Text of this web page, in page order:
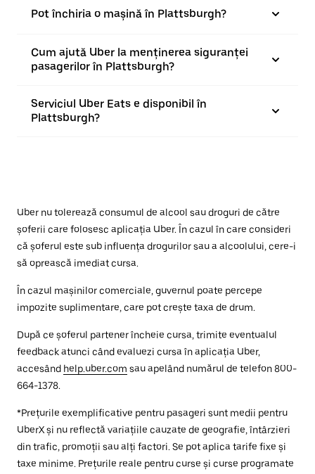
Pot închiria o mașină în Plattsburgh?
Cum ajută Uber la menținerea siguranței
pasagerilor în Plattsburgh?
Serviciul Uber Eats e disponibil în
Plattsburgh?
Uber nu tolerează consumul de alcool sau droguri de către
șoferii care folosesc aplicația Uber. În cazul în care consideri
că șoferul este sub influența drogurilor sau a alcoolului, cere-i
să oprească imediat cursa.
În cazul mașinilor comerciale, guvernul poate percepe
impozite suplimentare, care pot crește taxa de drum.
După ce șoferul partener încheie cursa, trimite eventualul
feedback atunci când evaluezi cursa în aplicația Uber,
accesând help.uber.com sau apelând numărul de telefon 800-
664-1378.
*Prețurile exemplificative pentru pasageri sunt medii pentru
UberX și nu reflectă variațiile cauzate de geografie, întârzieri
din trafic, promoții sau alți factori. Se pot aplica tarife fixe și
taxe minime. Prețurile reale pentru curse și curse programate